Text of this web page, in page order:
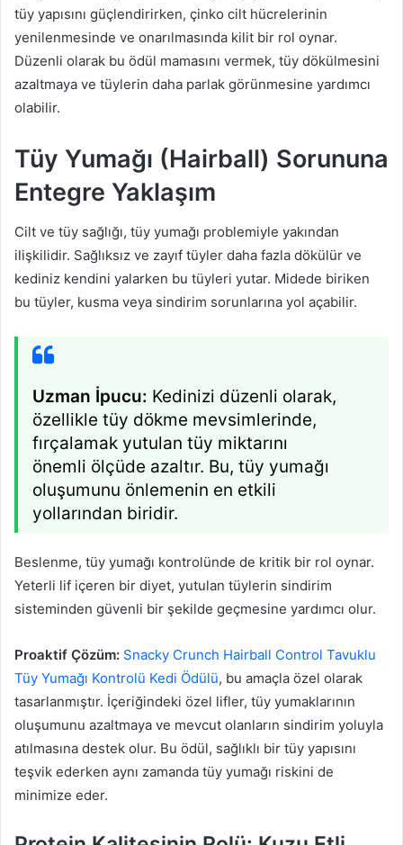
tüy yapısını güçlendirirken, çinko cilt hücrelerinin
yenilenmesinde ve onarılmasında kilit bir rol oynar.
Düzenli olarak bu ödül mamasını vermek, tüy dökülmesini
azaltmaya ve tüylerin daha parlak görünmesine yardımcı
olabilir.
Tüy Yumağı (Hairball) Sorununa
Entegre Yaklaşım
Cilt ve tüy sağlığı, tüy yumağı problemiyle yakından
ilişkilidir. Sağlıksız ve zayıf tüyler daha fazla dökülür ve
kediniz kendini yalarken bu tüyleri yutar. Midede biriken
bu tüyler, kusma veya sindirim sorunlarına yol açabilir.
Uzman İpucu: Kedinizi düzenli olarak,
özellikle tüy dökme mevsimlerinde,
fırçalamak yutulan tüy miktarını
önemli ölçüde azaltır. Bu, tüy yumağı
oluşumunu önlemenin en etkili
yollarından biridir.
Beslenme, tüy yumağı kontrolünde de kritik bir rol oynar.
Yeterli lif içeren bir diyet, yutulan tüylerin sindirim
sisteminden güvenli bir şekilde geçmesine yardımcı olur.
Proaktif Çözüm: Snacky Crunch Hairball Control Tavuklu
Tüy Yumağı Kontrolü Kedi Ödülü, bu amaçla özel olarak
tasarlanmıştır. İçeriğindeki özel lifler, tüy yumaklarının
oluşumunu azaltmaya ve mevcut olanların sindirim yoluyla
atılmasına destek olur. Bu ödül, sağlıklı bir tüy yapısını
teşvik ederken aynı zamanda tüy yumağı riskini de
minimize eder.